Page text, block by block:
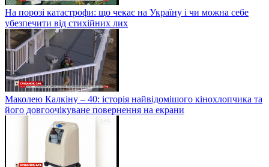
На порозі катастрофи: що чекає на Україну і чи можна себе
убезпечити від стихійних лих
Маколею Калкіну – 40: історія найвідомішого кінохлопчика та
його довгоочікуване повернення на екрани